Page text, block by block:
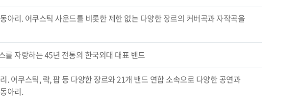
아리. 어쿠스틱 사운드를 비롯한 제한 없는 다양한 장르의 커버곡과 자작곡을
를 자랑하는 45년 전통의 한국외대 대표 밴드
. 어쿠스틱, 락, 팝 등 다양한 장르와 21개 밴드 연합 소속으로 다양한 공연과
아리.